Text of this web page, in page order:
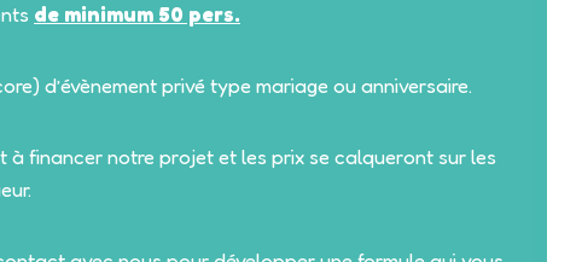
de minimum 50 pers.
d’évènement privé type mariage ou anniversaire.
à financer notre projet et les prix se calqueront sur les